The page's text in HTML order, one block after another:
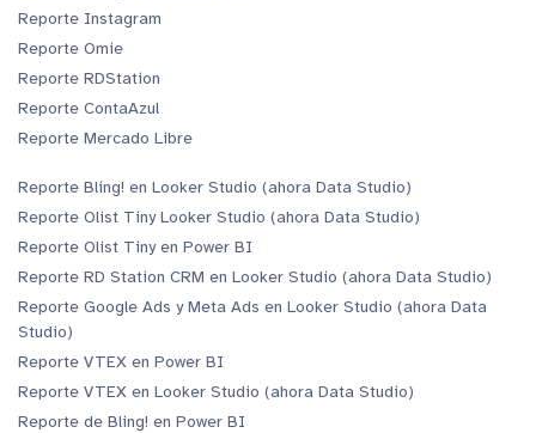
Reporte Instagram
Reporte Omie
Reporte RDStation
Reporte ContaAzul
Reporte Mercado Libre
Reporte Bling! en Looker Studio (ahora Data Studio)
Reporte Olist Tiny Looker Studio (ahora Data Studio)
Reporte Olist Tiny en Power BI
Reporte RD Station CRM en Looker Studio (ahora Data Studio)
Reporte Google Ads y Meta Ads en Looker Studio (ahora Data
Studio)
Reporte VTEX en Power BI
Reporte VTEX en Looker Studio (ahora Data Studio)
Reporte de Bling! en Power BI